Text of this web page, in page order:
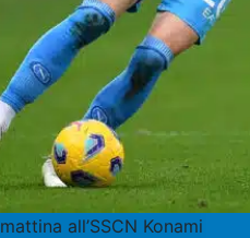
all’SSCN Konami